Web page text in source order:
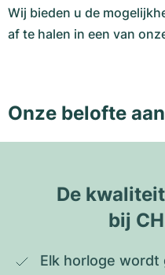
Wij bieden u de
af te halen in een van
Onze belofte
De
bij
Elk horloge